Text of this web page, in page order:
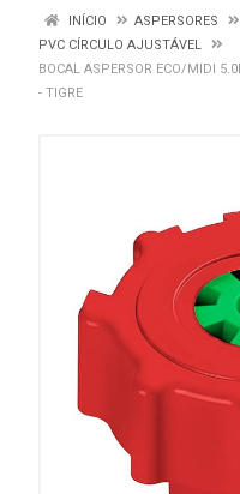
INÍCIO
ASPERSORES
PVC CÍRCULO AJUSTÁVEL
BOCAL ASPERSOR ECO/MIDI
- TIGRE